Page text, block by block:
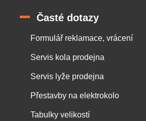
Časté dotazy
Formulář reklamace, vrácení
Servis kola prodejna
Servis lyže prodejna
Přestavby na elektrokolo
Tabulky velikostí